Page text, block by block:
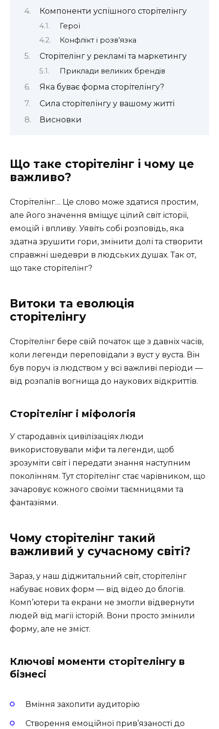
Компоненти успішного сторітелінгу
Герої
Конфлікт і розв’язка
Сторітелінг у рекламі та маркетингу
Приклади великих брендів
Яка буває форма сторітелінгу?
Сила сторітелінгу у вашому житті
Висновки
Що таке сторітелінг і чому це
важливо?
Сторітелінг… Це слово може здатися простим,
але його значення вміщує цілий світ історії,
емоцій і впливу. Уявіть собі розповідь, яка
здатна зрушити гори, змінити долі та створити
справжні шедеври в людських душах. Так от,
що таке сторітелінг?
Витоки та еволюція
сторітелінгу
Сторітелінг бере свій початок ще з давніх часів,
коли легенди переповідали з вуст у вуста. Він
був поруч із людством у всі важливі періоди —
від розпалів вогнища до наукових відкриттів.
Сторітелінг і міфологія
У стародавніх цивілізаціях люди
використовували міфи та легенди, щоб
зрозуміти світ і передати знання наступним
поколінням. Тут сторітелінг стає чарівником, що
зачаровує кожного своїми таємницями та
фантазіями.
Чому сторітелінг такий
важливий у сучасному світі?
Зараз, у наш діджитальний світ, сторітелінг
набуває нових форм — від відео до блогів.
Комп’ютери та екрани не змогли відвернути
людей від магії історій. Вони просто змінили
форму, але не зміст.
Ключові моменти сторітелінгу в
бізнесі
Вміння захопити аудиторію
Створення емоційної прив’язаності до